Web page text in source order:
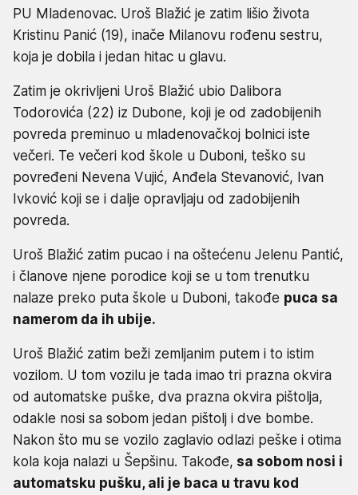
PU Mladenovac. Uroš Blažić je zatim lišio života
Kristinu Panić (19), inače Milanovu rođenu sestru,
koja je dobila i jedan hitac u glavu.
Zatim je okrivljeni Uroš Blažić ubio Dalibora
Todorovića (22) iz Dubone, koji je od zadobijenih
povreda preminuo u mladenovačkoj bolnici iste
večeri. Te večeri kod škole u Duboni, teško su
povređeni Nevena Vujić, Anđela Stevanović, Ivan
Ivković koji se i dalje opravljaju od zadobijenih
povreda.
Uroš Blažić zatim pucao i na oštećenu Jelenu Pantić,
i članove njene porodice koji se u tom trenutku
nalaze preko puta škole u Duboni, takođe puca sa
namerom da ih ubije.
Uroš Blažić zatim beži zemljanim putem i to istim
vozilom. U tom vozilu je tada imao tri prazna okvira
od automatske puške, dva prazna okvira pištolja,
odakle nosi sa sobom jedan pištolj i dve bombe.
Nakon što mu se vozilo zaglavio odlazi peške i otima
kola koja nalazi u Šepšinu. Takođe, sa sobom nosi i
automatsku pušku, ali je baca u travu kod